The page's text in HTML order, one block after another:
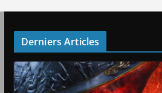
Derniers Articles